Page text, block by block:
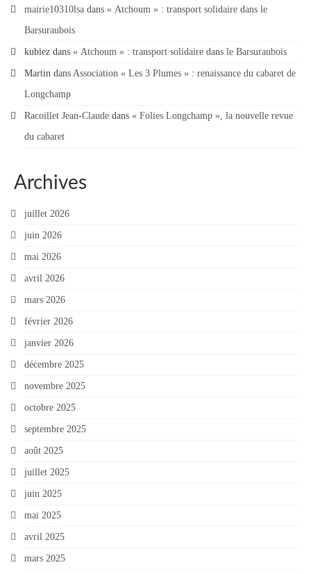
mairie10310lsa dans « Atchoum » : transport solidaire dans le
Barsuraubois
kubiez dans « Atchoum » : transport solidaire dans le Barsuraubois
Martin dans Association « Les 3 Plumes » : renaissance du cabaret de
Longchamp
Racoillet Jean-Claude dans « Folies Longchamp », la nouvelle revue
du cabaret
Archives
juillet 2026
juin 2026
mai 2026
avril 2026
mars 2026
février 2026
janvier 2026
décembre 2025
novembre 2025
octobre 2025
septembre 2025
août 2025
juillet 2025
juin 2025
mai 2025
avril 2025
mars 2025